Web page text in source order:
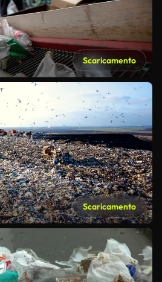
Scaricamento
Scaricamento